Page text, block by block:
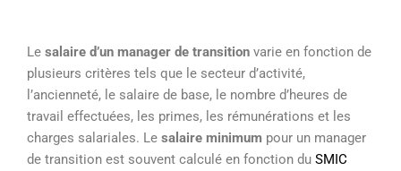
Le salaire d’un manager de transition varie en fonction de
plusieurs critères tels que le secteur d’activité,
l’ancienneté, le salaire de base, le nombre d’heures de
travail effectuées, les primes, les rémunérations et les
charges salariales. Le salaire minimum pour un manager
de transition est souvent calculé en fonction du SMIC